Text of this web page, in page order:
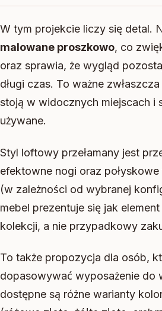
W tym projekcie liczy się detal.
malowane proszkowo, co
oraz sprawia, że wygląd
długi czas. To ważne
stoją w widocznych miejscach i
używane.
Styl loftowy przełamany jest
efektowne nogi oraz
(w zależności od wybranej
mebel prezentuje się jak
kolekcji, a nie przypadkowy
To także propozycja dla osób,
dopasowywać wyposażenie do
dostępne są różne warianty